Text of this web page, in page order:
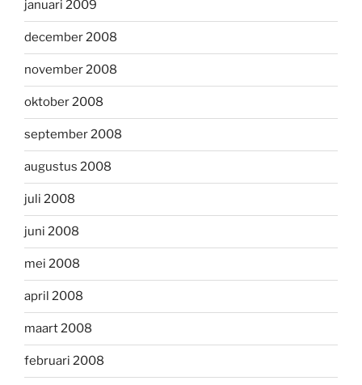
januari 2009
december 2008
november 2008
oktober 2008
september 2008
augustus 2008
juli 2008
juni 2008
mei 2008
april 2008
maart 2008
februari 2008